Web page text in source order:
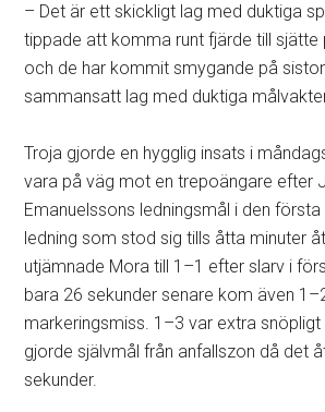
– Det är ett skickligt lag med duktiga
tippade att komma runt fjärde till sjätte
och de har kommit smygande på
sammansatt lag med duktiga
Troja gjorde en hygglig insats i
vara på väg mot en trepoängare efter
Emanuelssons ledningsmål i den första
ledning som stod sig tills åtta minuter
utjämnade Mora till 1–1 efter slarv i
bara 26 sekunder senare kom även
markeringsmiss. 1–3 var extra snöpligt
gjorde självmål från anfallszon då det
sekunder.